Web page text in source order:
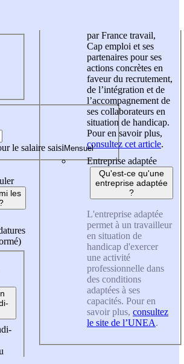
le salaire saisi
les
par France travail,
Cap emploi et ses
partenaires pour ses
actions concrètes en
faveur du recrutement,
de l’intégration et de
l’accompagnement de
ses collaborateurs en
situation de handicap.
Pour en savoir plus,
consultez cet article.
Entreprise adaptée
Qu'est-ce qu'une
entreprise adaptée
?
L'entreprise adaptée
permet à un travailleur
en situation de
handicap d'exercer
une activité
professionnelle dans
des conditions
adaptées à ses
capacités. Pour en
savoir plus, consultez
le site de l’UNEA.